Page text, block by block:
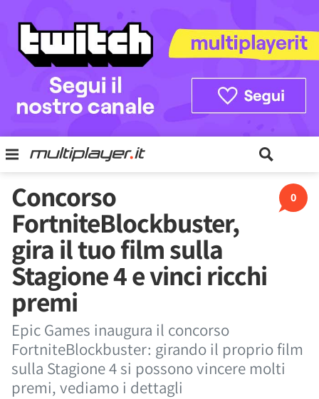
0
Concorso
FortniteBlockbuster,
gira il tuo film sulla
Stagione 4 e vinci ricchi
premi
Epic Games inaugura il concorso
FortniteBlockbuster: girando il proprio film
sulla Stagione 4 si possono vincere molti
premi, vediamo i dettagli